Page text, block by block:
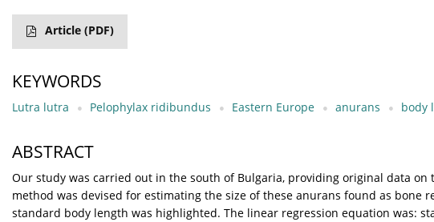
Article (PDF)
KEYWORDS
Lutra lutra Pelophylax ridibundus Eastern Europe anurans body
ABSTRACT
Our study was carried out in the south of Bulgaria, providing original data on
method was devised for estimating the size of these anurans found as
standard body length was highlighted. The linear regression equation was: